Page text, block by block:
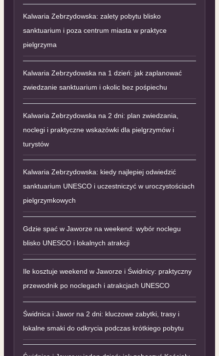
Kalwaria Zebrzydowska: zalety pobytu blisko
sanktuarium i poza centrum miasta w praktyce
pielgrzyma
Kalwaria Zebrzydowska na 1 dzień: jak zaplanować
zwiedzanie sanktuarium i okolic bez pośpiechu
Kalwaria Zebrzydowska na 2 dni: plan zwiedzania,
noclegi i praktyczne wskazówki dla pielgrzymów i
turystów
Kalwaria Zebrzydowska: kiedy najlepiej odwiedzić
sanktuarium UNESCO i uczestniczyć w uroczystościach
pielgrzymkowych
Gdzie spać w Jaworze na weekend: wybór noclegu
blisko UNESCO i lokalnych atrakcji
Ile kosztuje weekend w Jaworze i Świdnicy: praktyczny
przewodnik po noclegach i atrakcjach UNESCO
Świdnica i Jawor na 2 dni: kluczowe zabytki, trasy i
lokalne smaki do odkrycia podczas krótkiego pobytu